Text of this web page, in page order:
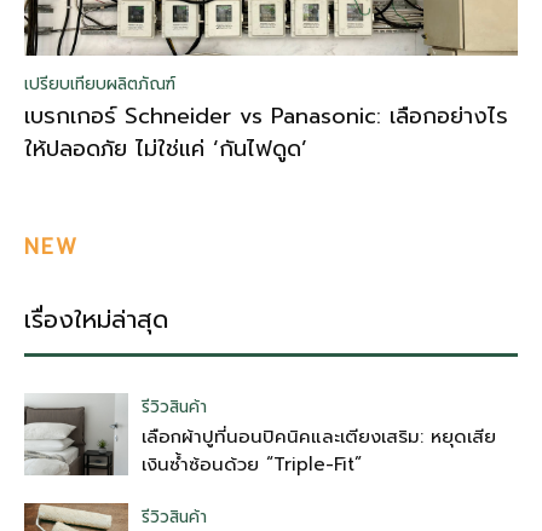
เปรียบเทียบผลิตภัณฑ์
เบรกเกอร์ Schneider vs Panasonic: เลือกอย่างไร
ให้ปลอดภัย ไม่ใช่แค่ ‘กันไฟดูด’
NEW
เรื่องใหม่ล่าสุด
รีวิวสินค้า
เลือกผ้าปูที่นอนปิคนิคและเตียงเสริม: หยุดเสีย
เงินซ้ำซ้อนด้วย “Triple-Fit”
รีวิวสินค้า